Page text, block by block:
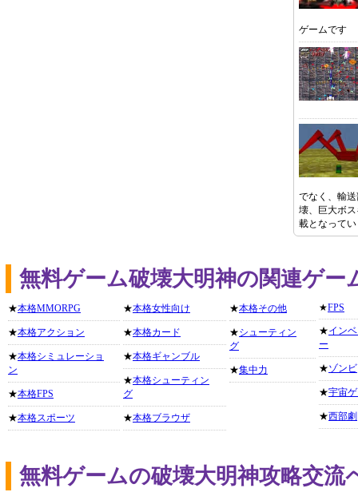
ゲームです
でなく、輸
壊、巨大ボ
載となって
無料ゲーム破壊大明神の関連ゲー
★本格MMORPG
★本格アクション
★本格シミュレーショ
ン
★本格FPS
★本格スポーツ
★本格女性向け
★本格カード
★本格ギャンブル
★本格シューティン
グ
★本格ブラウザ
★本格その他
★シューティン
グ
★集中力
★FPS
★イン
ー
★ゾンビ
★宇宙
★西部劇
無料ゲームの破壊大明神攻略交流